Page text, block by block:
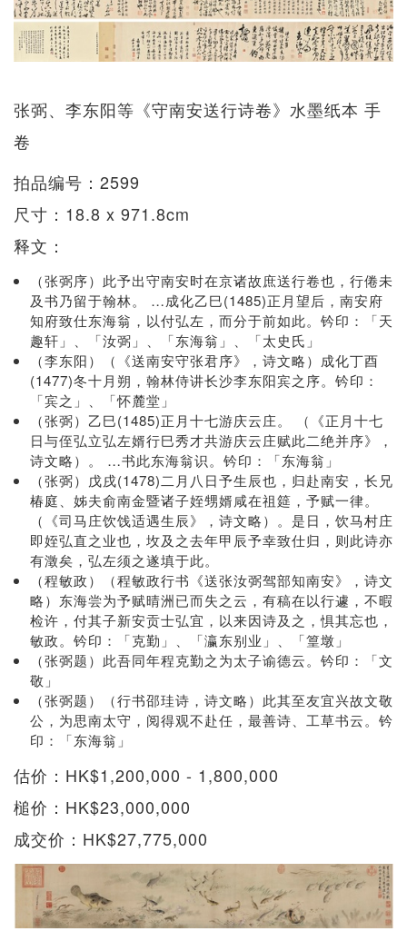
张弼、李东阳等《守南安送行诗卷》水墨纸本 手
卷
拍品编号：2599
尺寸：18.8 x 971.8cm
释文：
（张弼序）此予出守南安时在京诸故庶送行卷也，行倦未
及书乃留于翰林。 …成化乙巳(1485)正月望后，南安府
知府致仕东海翁，以付弘左，而分于前如此。钤印：「天
趣轩」、「汝弼」、「东海翁」、「太史氏」
（李东阳）（《送南安守张君序》，诗文略）成化丁酉
(1477)冬十月朔，翰林侍讲长沙李东阳宾之序。钤印：
「宾之」、「怀麓堂」
（张弼）乙巳(1485)正月十七游庆云庄。 （《正月十七
日与侄弘立弘左婿行巳秀才共游庆云庄赋此二绝并序》，
诗文略）。 …书此东海翁识。钤印：「东海翁」
（张弼）戊戌(1478)二月八日予生辰也，归赴南安，长兄
椿庭、姊夫俞南金暨诸子姪甥婿咸在祖筵，予赋一律。
（《司马庄饮饯适遇生辰》，诗文略）。是日，饮马村庄
即姪弘直之业也，坆及之去年甲辰予幸致仕归，则此诗亦
有澂矣，弘左须之遂填于此。
（程敏政）（程敏政行书《送张汝弼驾部知南安》，诗文
略）东海尝为予赋晴洲已而失之云，有稿在以行遽，不暇
检许，付其子新安贡士弘宜，以来因诗及之，惧其忘也，
敏政。钤印：「克勤」、「瀛东别业」、「篁墩」
（张弼题）此吾同年程克勤之为太子谕德云。钤印：「文
敬」
（张弼题）（行书邵珪诗，诗文略）此其至友宜兴故文敬
公，为思南太守，阅得观不赴任，最善诗、工草书云。钤
印：「东海翁」
估价：HK$1,200,000 - 1,800,000
槌价：HK$23,000,000
成交价：HK$27,775,000